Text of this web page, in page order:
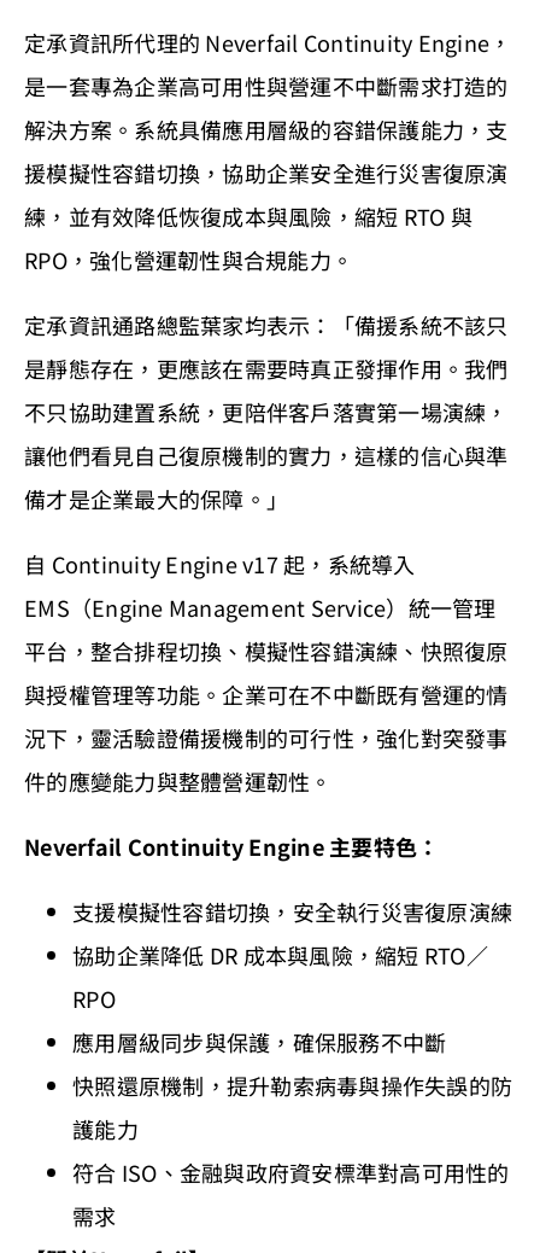
定承資訊所代理的 Neverfail Continuity Engine，
是一套專為企業高可用性與營運不中斷需求打造的
解決方案。系統具備應用層級的容錯保護能力，支
援模擬性容錯切換，協助企業安全進行災害復原演
練，並有效降低恢復成本與風險，縮短 RTO 與
RPO，強化營運韌性與合規能力。
定承資訊通路總監葉家均表示：「備援系統不該只
是靜態存在，更應該在需要時真正發揮作用。我們
不只協助建置系統，更陪伴客戶落實第一場演練，
讓他們看見自己復原機制的實力，這樣的信心與準
備才是企業最大的保障。」
自 Continuity Engine v17 起，系統導入
EMS（Engine Management Service）統一管理
平台，整合排程切換、模擬性容錯演練、快照復原
與授權管理等功能。企業可在不中斷既有營運的情
況下，靈活驗證備援機制的可行性，強化對突發事
件的應變能力與整體營運韌性。
Neverfail Continuity Engine主要特色：
支援模擬性容錯切換，安全執行災害復原演練
協助企業降低 DR 成本與風險，縮短 RTO／
RPO
應用層級同步與保護，確保服務不中斷
快照還原機制，提升勒索病毒與操作失誤的防
護能力
符合 ISO、金融與政府資安標準對高可用性的
需求